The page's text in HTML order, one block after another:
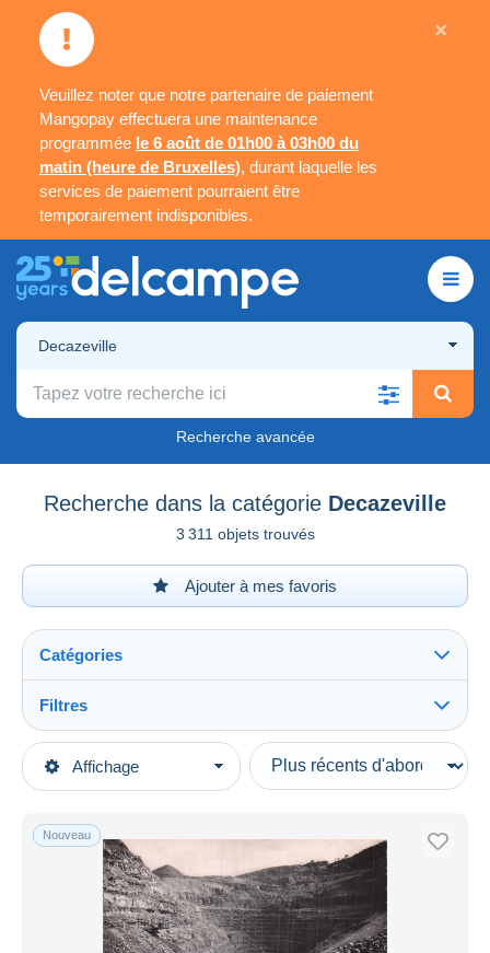
Veuillez noter que notre partenaire de paiement
Mangopay effectuera une maintenance
programmée le 6 août de 01h00 à 03h00 du
matin (heure de Bruxelles), durant laquelle les
services de paiement pourraient être
temporairement indisponibles.
×
Decazeville
Recherche avancée
Recherche dans la catégorie Decazeville
3 311 objets trouvés
Ajouter à mes favoris
Affichage
Catégories
Catégories principales
Europe
France
[12] Aveyron
Decazeville
Filtres
Types de vente
En cours
Prix fixes
Enchères avec offres
Enchères sans offres
Maisons de vente
Vendus
Nouveau